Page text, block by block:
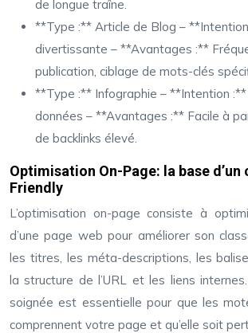
de longue traîne.
**Type :** Article de Blog –
divertissante – **Avantages :**
publication, ciblage de mots-clés
**Type :** Infographie – **Intention :**
données – **Avantages :** Facile à
de backlinks élevé.
Optimisation On-Page: la base d’un
Friendly
L’optimisation on-page consiste à
d’une page web pour améliorer son
les titres, les méta-descriptions, les
la structure de l’URL et les liens
soignée est essentielle pour que les
comprennent votre page et qu’elle soit